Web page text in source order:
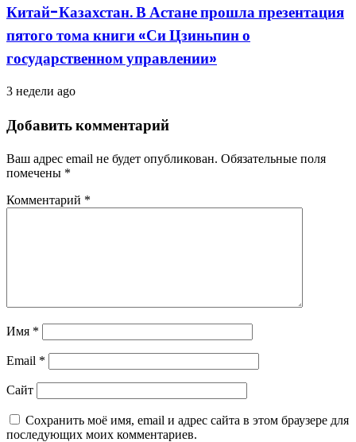
Китай-Казахстан. В Астане прошла презентация
пятого тома книги «Си Цзиньпин о
государственном управлении»
3 недели ago
Добавить комментарий
Ваш адрес email не будет опубликован. Обязательные поля
помечены *
Комментарий *
Имя *
Email *
Сайт
Сохранить моё имя, email и адрес сайта в этом браузере для
последующих моих комментариев.